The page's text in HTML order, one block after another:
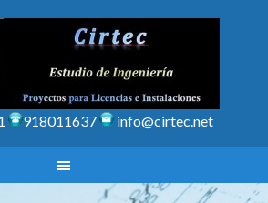
918011637 info@cirtec.net